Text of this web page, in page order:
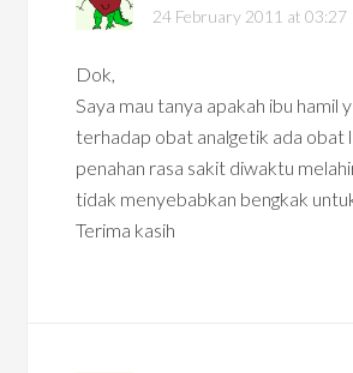
24 February 2011 at 03:27
Dok,
Saya mau tanya apakah ibu hamil
terhadap obat analgetik ada obat
penahan rasa sakit diwaktu
tidak menyebabkan bengkak
Terima kasih